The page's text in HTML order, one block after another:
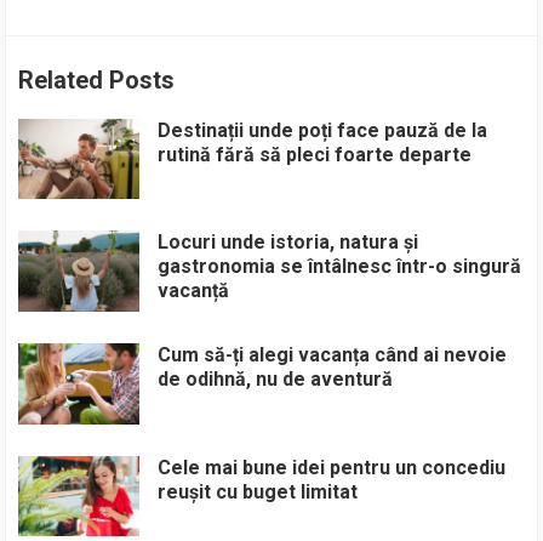
Related Posts
Destinații unde poți face pauză de la
rutină fără să pleci foarte departe
Locuri unde istoria, natura și
gastronomia se întâlnesc într-o singură
vacanță
Cum să-ți alegi vacanța când ai nevoie
de odihnă, nu de aventură
Cele mai bune idei pentru un concediu
reușit cu buget limitat